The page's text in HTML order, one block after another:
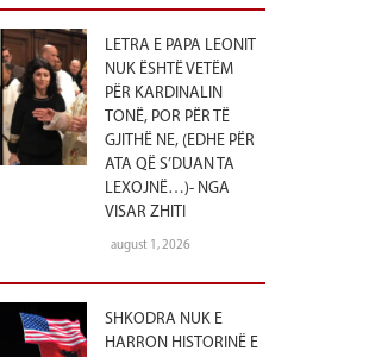
LETRA E PAPA LEONIT
NUK ËSHTË VETËM
PËR KARDINALIN
TONË, POR PËR TË
GJITHË NE, (EDHE PËR
ATA QË S’DUAN TA
LEXOJNË…)- NGA
VISAR ZHITI
august 1, 2026
SHKODRA NUK E
HARRON HISTORINË E